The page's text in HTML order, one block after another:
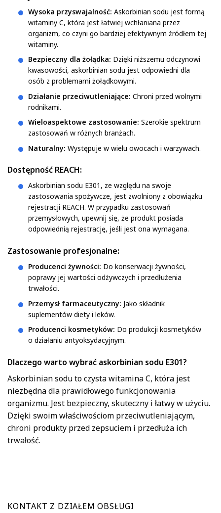
Wysoka przyswajalność: Askorbinian sodu jest formą
witaminy C, która jest łatwiej wchłaniana przez
organizm, co czyni go bardziej efektywnym źródłem tej
witaminy.
Bezpieczny dla żołądka: Dzięki niższemu odczynowi
kwasowości, askorbinian sodu jest odpowiedni dla
osób z problemami żołądkowymi.
Działanie przeciwutleniające: Chroni przed wolnymi
rodnikami.
Wieloaspektowe zastosowanie: Szerokie spektrum
zastosowań w różnych branżach.
Naturalny: Występuje w wielu owocach i warzywach.
Dostępność REACH:
Askorbinian sodu E301, ze względu na swoje
zastosowania spożywcze, jest zwolniony z obowiązku
rejestracji REACH. W przypadku zastosowań
przemysłowych, upewnij się, że produkt posiada
odpowiednią rejestrację, jeśli jest ona wymagana.
Zastosowanie profesjonalne:
Producenci żywności: Do konserwacji żywności,
poprawy jej wartości odżywczych i przedłużenia
trwałości.
Przemysł farmaceutyczny: Jako składnik
suplementów diety i leków.
Producenci kosmetyków: Do produkcji kosmetyków
o działaniu antyoksydacyjnym.
Dlaczego warto wybrać askorbinian sodu E301?
Askorbinian sodu to czysta witamina C, która jest
niezbędna dla prawidłowego funkcjonowania
organizmu. Jest bezpieczny, skuteczny i łatwy w użyciu.
Dzięki swoim właściwościom przeciwutleniającym,
chroni produkty przed zepsuciem i przedłuża ich
trwałość.
KONTAKT Z DZIAŁEM OBSŁUGI